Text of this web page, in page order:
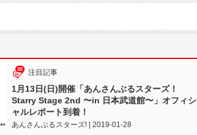
注目記事
1月13日(日)開催「あんさんぶるスターズ！
Starry Stage 2nd 〜in 日本武道館〜」オフィシ
ャルレポート到着！
あんさんぶるスターズ! | 2019-01-28